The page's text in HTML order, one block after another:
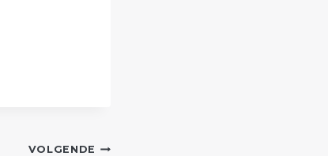
VOLGENDE